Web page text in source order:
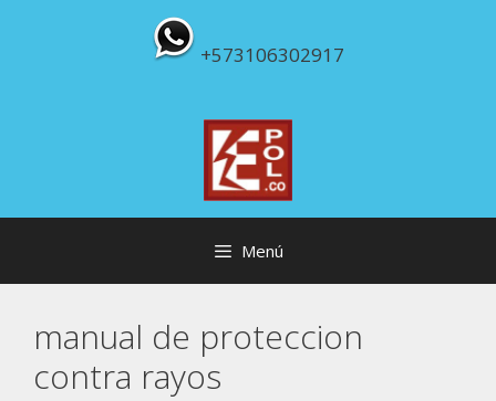
+573106302917
Menú
manual de proteccion
contra rayos